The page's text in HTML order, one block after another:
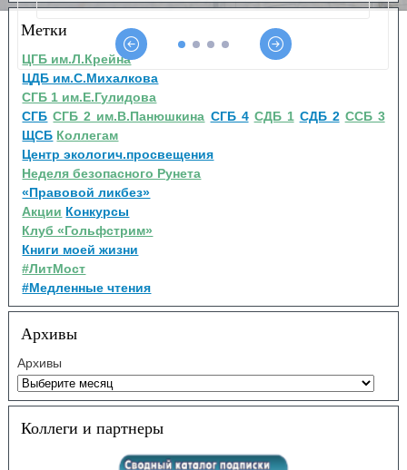
Метки
ЦГБ им.Л.Крейна
ЦДБ им.С.Михалкова
СГБ 1 им.Е.Гулидова
СГБ СГБ 2 им.В.Панюшкина СГБ 4 СДБ 1 СДБ 2 ССБ 3
ЩСБ Коллегам
Центр экологич.просвещения
Неделя безопасного Рунета
«Правовой ликбез»
Акции Конкурсы
Клуб «Гольфстрим»
Книги моей жизни
#ЛитМост
#Медленные чтения
Архивы
Архивы
Коллеги и партнеры